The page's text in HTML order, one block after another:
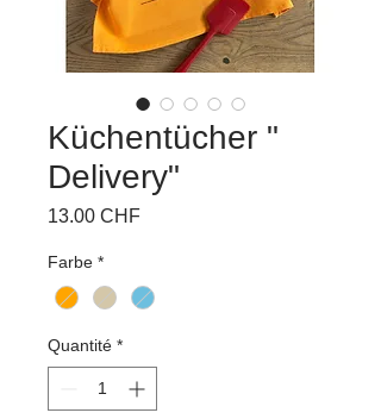
Küchentücher "
Delivery"
13.00 CHFPrix
Farbe *
Quantité *